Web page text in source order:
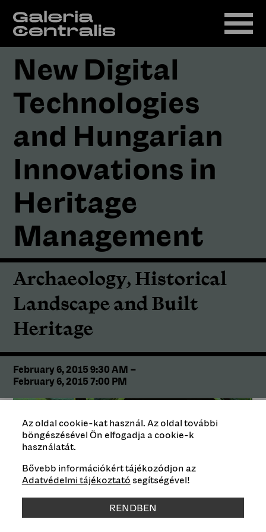
New Digital
Technologies
and Hungarian
Innovations in
Heritage
Management
Archaeology, Historical
Landscape and Built
Heritage
February 6, 2015 9:30 AM –
February 6, 2015 7:00 PM
Az oldal cookie-kat használ. Az oldal további
böngészésével Ön elfogadja a cookie-k
használatát.
Bővebb információkért tájékozódjon az
Adatvédelmi tájékoztató segítségével!
RENDBEN